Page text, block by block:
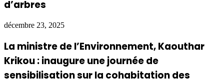
d’arbres
décembre 23, 2025
La ministre de l’Environnement, Kaouthar
Krikou : inaugure une journée de
sensibilisation sur la cohabitation des